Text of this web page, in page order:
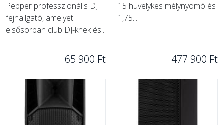
Pepper professzionális DJ
fejhallgató, amelyet
elsősorban club DJ-knek és...
65 900 Ft
15 hüvelykes mélynyomó és
1,75...
477 900 Ft